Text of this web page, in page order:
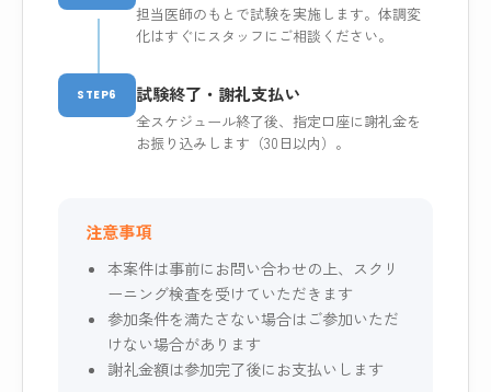
担当医師のもとで試験を実施します。体調変
化はすぐにスタッフにご相談ください。
STEP6 試験終了・謝礼支払い
全スケジュール終了後、指定口座に謝礼金を
お振り込みします（30日以内）。
注意事項
本案件は事前にお問い合わせの上、スクリ
ーニング検査を受けていただきます
参加条件を満たさない場合はご参加いただ
けない場合があります
謝礼金額は参加完了後にお支払いします